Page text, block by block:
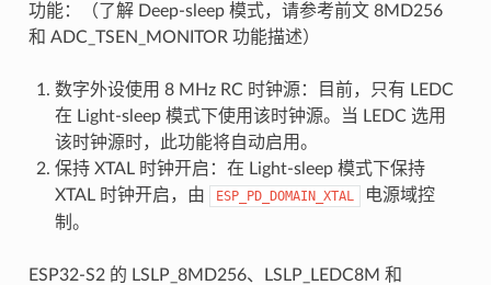
功能：（了解 Deep-sleep 模式，请参考前文 8MD256
和 ADC_TSEN_MONITOR 功能描述）
数字外设使用 8 MHz RC 时钟源：目前，只有 LEDC
在 Light-sleep 模式下使用该时钟源。当 LEDC 选用
该时钟源时，此功能将自动启用。
保持 XTAL 时钟开启：在 Light-sleep 模式下保持
XTAL 时钟开启，由
ESP_PD_DOMAIN_XTAL
电源域控
制。
ESP32-S2 的 LSLP_8MD256、LSLP_LEDC8M 和